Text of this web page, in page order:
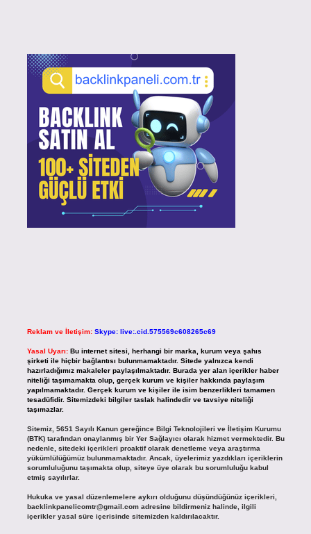
Reklam ve İletişim: Skype: live:.cid.575569c608265c69
Yasal Uyarı: Bu internet sitesi, herhangi bir marka, kurum veya şahıs
şirketi ile hiçbir bağlantısı bulunmamaktadır. Sitede yalnızca kendi
hazırladığımız makaleler paylaşılmaktadır. Burada yer alan içerikler haber
niteliği taşımamakta olup, gerçek kurum ve kişiler hakkında paylaşım
yapılmamaktadır. Gerçek kurum ve kişiler ile isim benzerlikleri tamamen
tesadüfidir. Sitemizdeki bilgiler taslak halindedir ve tavsiye niteliği
taşımazlar.
Sitemiz, 5651 Sayılı Kanun gereğince Bilgi Teknolojileri ve İletişim Kurumu
(BTK) tarafından onaylanmış bir Yer Sağlayıcı olarak hizmet vermektedir. Bu
nedenle, sitedeki içerikleri proaktif olarak denetleme veya araştırma
yükümlülüğümüz bulunmamaktadır. Ancak, üyelerimiz yazdıkları içeriklerin
sorumluluğunu taşımakta olup, siteye üye olarak bu sorumluluğu kabul
etmiş sayılırlar.
Hukuka ve yasal düzenlemelere aykırı olduğunu düşündüğünüz içerikleri,
backlinkpanelicomtr@gmail.comadresine bildirmeniz halinde, ilgili
içerikler yasal süre içerisinde sitemizden kaldırılacaktır.